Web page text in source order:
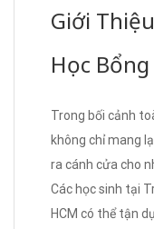
Giới
Học
Trong bối cảnh
không chỉ mang
ra cánh cửa cho
Các học sinh tại
HCM có thể tận